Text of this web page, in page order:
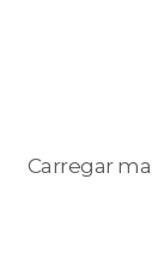
Carregar